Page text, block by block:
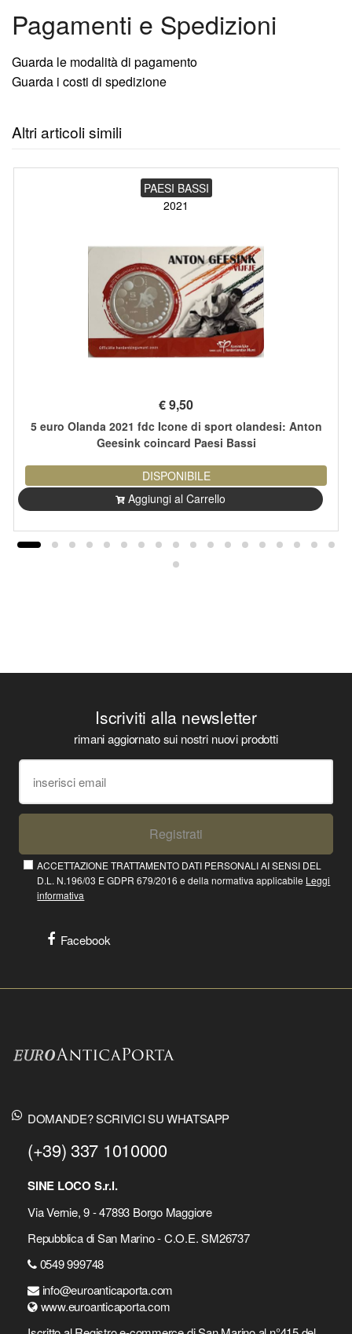
Pagamenti e Spedizioni
Guarda le modalità di pagamento
Guarda i costi di spedizione
Altri articoli simili
PAESI BASSI
2021
€9,50
5 euro Olanda 2021 fdc Icone di sport olandesi: Anton
Geesink coincard Paesi Bassi
DISPONIBILE
Aggiungi al Carrello
Iscriviti alla newsletter
rimani aggiornato sui nostri nuovi prodotti
Registrati
ACCETTAZIONE TRATTAMENTO DATI PERSONALI AI SENSI DEL
D.L. N.196/03 E GDPR 679/2016 e della normativa applicabile Leggi
informativa
Facebook
DOMANDE? SCRIVICI SU WHATSAPP
(+39) 337 1010000
SINE LOCO S.r.l.
Via Vernie, 9 - 47893 Borgo Maggiore
Repubblica di San Marino - C.O.E. SM26737
0549 999748
info@euroanticaporta.com
www.euroanticaporta.com